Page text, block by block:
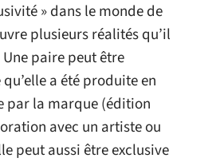
» dans le monde de
plusieurs réalités qu’il
paire peut être
a été produite en
par la marque (édition
avec un artiste ou
peut aussi être exclusive